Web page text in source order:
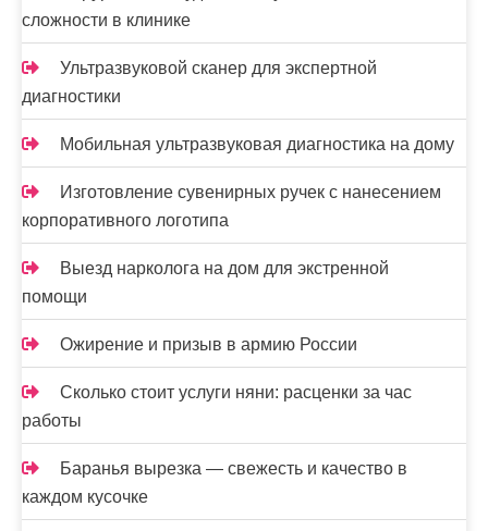
и
с
я
м
сложности в клинике
Ультразвуковой сканер для экспертной
диагностики
Мобильная ультразвуковая диагностика на дому
Изготовление сувенирных ручек с нанесением
корпоративного логотипа
Выезд нарколога на дом для экстренной
помощи
Ожирение и призыв в армию России
Сколько стоит услуги няни: расценки за час
работы
Баранья вырезка — свежесть и качество в
каждом кусочке